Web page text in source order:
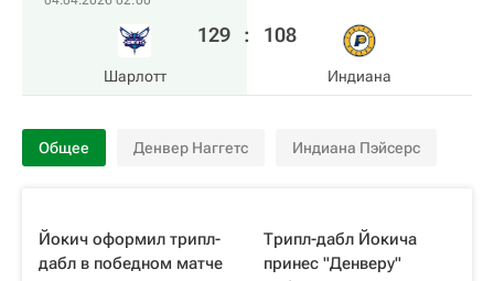
Шарлотт
129 : 108
Индиана
Общее Денвер Наггетс Индиана Пэйсерс
Йокич оформил трипл-
дабл в победном матче
Трипл-дабл Йокича
принес "Денверу"